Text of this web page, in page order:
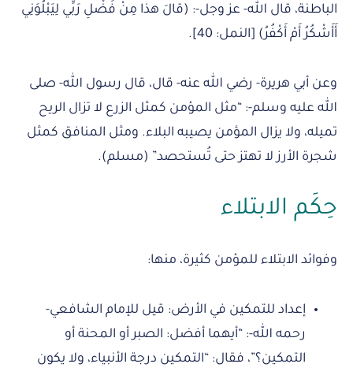
الباطنة، قال الله- عز وجل-: (قالَ هذا مِنْ فَضْلِ رَبِّي لِيَبْلُوَنِي
أَأَشْكُرُ أَمْ أَكْفُرُ) [النمل: 40].
وعن أبي هريرة- رضي الله عنه- قال، قال رسول الله- صلى
الله عليه وسلم-: “مثل المؤمن كمثل الزرع لا تزال الريح
تميله، ولا يزال المؤمن يصيبه البلاء. ومثل المنافق كمثل
شجرة الأرز لا تهتز حتى تُستحصد” (مسلم).
حِكَم الابتلاء
وفوائد الابتلاء للمؤمن كثيرة، منها:
إعداد للتمكين في الأرض: قيل للإمام الشافعي-
رحمه الله-: “أيهما أفضل: الصبر أو المحنة أو
التمكين؟”، فقال: “التمكين درجة الأنبياء، ولا يكون